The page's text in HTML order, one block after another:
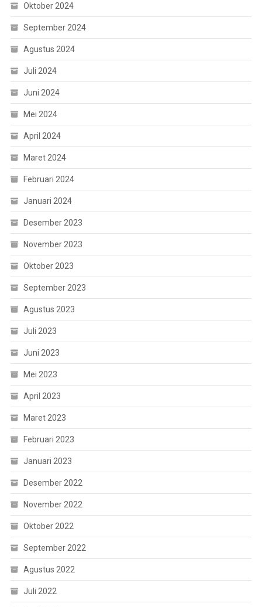
Oktober 2024
September 2024
Agustus 2024
Juli 2024
Juni 2024
Mei 2024
April 2024
Maret 2024
Februari 2024
Januari 2024
Desember 2023
November 2023
Oktober 2023
September 2023
Agustus 2023
Juli 2023
Juni 2023
Mei 2023
April 2023
Maret 2023
Februari 2023
Januari 2023
Desember 2022
November 2022
Oktober 2022
September 2022
Agustus 2022
Juli 2022